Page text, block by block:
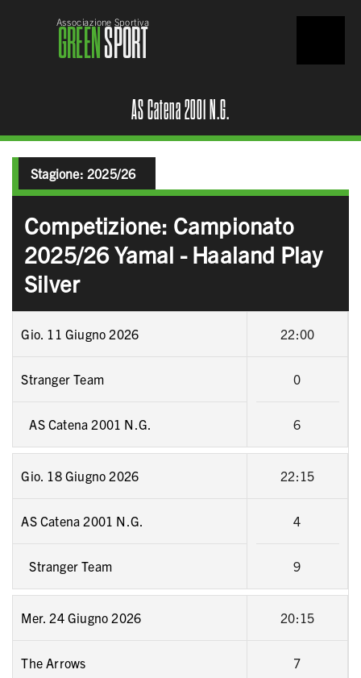
Associazione Sportiva
GREENSPORT
AS Catena 2001 N.G.
Stagione: 2025/26
Competizione: Campionato
2025/26 Yamal - Haaland Play
Silver
Gio. 11 Giugno 2026 22:00
Stranger Team 0
6
AS Catena 2001 N.G.
Gio. 18 Giugno 2026 22:15
AS Catena 2001 N.G. 4
9
Stranger Team
Mer. 24 Giugno 2026 20:15
The Arrows 7